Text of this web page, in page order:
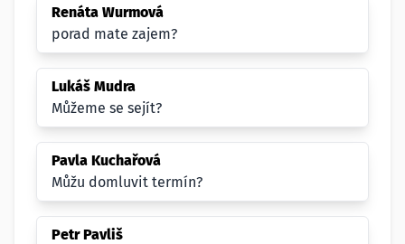
Renáta Wurmová
porad mate zajem?
Lukáš Mudra
Můžeme se sejít?
Pavla Kuchařová
Můžu domluvit termín?
Petr Pavliš